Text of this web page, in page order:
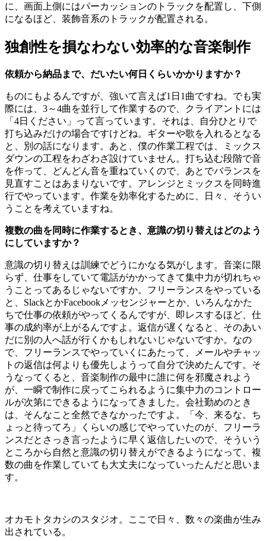
に、画面上側にはパーカッションのトラックを配置し、下側
になるほど、装飾音系のトラックが配置される。
独創性を損なわない効率的な音楽制作
依頼から納品まで、だいたい何日くらいかかりますか？
ものにもよるんですが、強いて言えば1日1曲ですね。でも実
際には、3～4曲を並行して作業するので、クライアントには
「4日ください」って言っています。それは、自分ひとりで
打ち込みだけの場合ですけどね。ギターや歌を入れるとなる
と、別の話になります。あと、僕の作業工程では、ミックス
ダウンの工程をわざわざ設けていません。打ち込む段階で音
を作って、どんどん音を重ねていくので、あとでバランスを
見直すことはあまりないです。アレンジとミックスを同時進
行でやっています。作業を効率化するために、日々、そうい
うことを考えていますね。
複数の曲を同時に作業するとき、意識の切り替えはどのよう
にしていますか？
意識の切り替えは訓練でどうにかなる気がします。音楽に限
らず、仕事をしていて電話がかかってきて集中力が切れちゃ
うことってあるじゃないですか。フリーランスをやっている
と、SlackとかFacebookメッセンジャーとか、いろんなかた
ちで仕事の依頼がやってくるんですが、即レスするほど、仕
事の成約率が上がるんですよ。返信が遅くなると、そのあい
だに別の人へ話が行くかもしれないじゃないですか。なの
で、フリーランスでやっていくにあたって、メールやチャッ
トの返信は何よりも優先しようって自分で決めたんです。そ
うなってくると、音楽制作の最中に誰に何を邪魔されよう
が、一瞬で制作に戻ってこられるように集中力のコントロー
ルが次第にできるようになってきました。会社勤めのとき
は、そんなこと全然できなかったですよ。「今、来るな。ち
ょっと待ってろ」くらいの感じでやっていたのが、フリーラ
ンスだとさっき言ったように早く返信したいので、そういう
ところから自然と意識の切り替えができるようになって、複
数の曲を作業していても大丈夫になっていったんだと思いま
す。
オカモトタカシのスタジオ。ここで日々、数々の楽曲が生み
出されている。